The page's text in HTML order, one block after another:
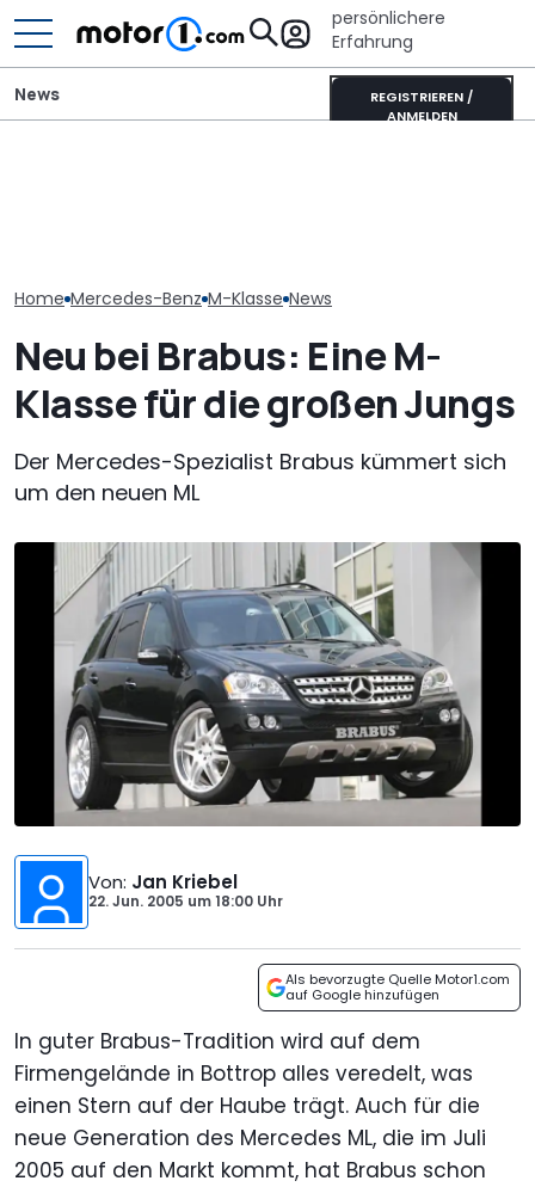
persönlichere
Erfahrung
REGISTRIEREN /
ANMELDEN
News
Home Mercedes-Benz M-Klasse News
Neu bei Brabus: Eine M-
Klasse für die großen Jungs
Der Mercedes-Spezialist Brabus kümmert sich
um den neuen ML
Von: Jan Kriebel
22. Jun. 2005 um18:00 Uhr
Als bevorzugte Quelle Motor1.com
auf Google hinzufügen
In guter Brabus-Tradition wird auf dem
Firmengelände in Bottrop alles veredelt, was
einen Stern auf der Haube trägt. Auch für die
neue Generation des Mercedes ML, die im Juli
2005 auf den Markt kommt, hat Brabus schon